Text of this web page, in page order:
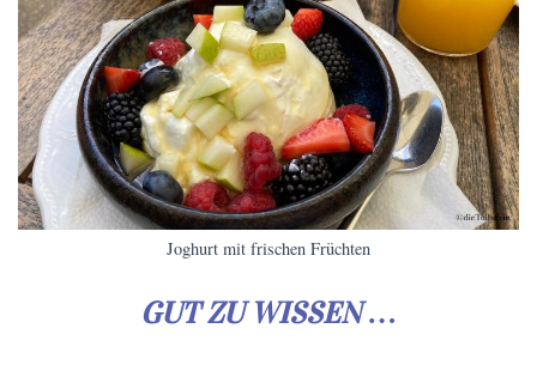
Joghurt mit frischen Früchten
GUT ZU WISSEN …